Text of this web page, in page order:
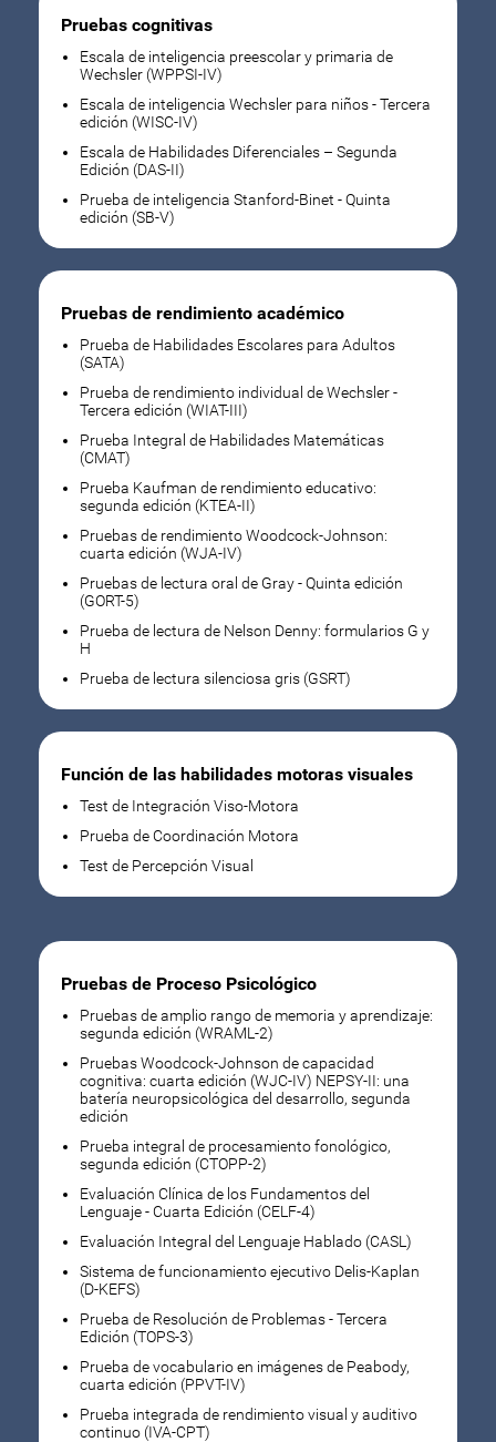
Pruebas cognitivas
Escala de inteligencia preescolar y primaria de
Wechsler (WPPSI-IV)
Escala de inteligencia Wechsler para niños - Tercera
edición (WISC-IV)
Escala de Habilidades Diferenciales – Segunda
Edición (DAS-II)
Prueba de inteligencia Stanford-Binet - Quinta
edición (SB-V)
Pruebas de rendimiento académico
Prueba de Habilidades Escolares para Adultos
(SATA)
Prueba de rendimiento individual de Wechsler -
Tercera edición (WIAT-III)
Prueba Integral de Habilidades Matemáticas
(CMAT)
Prueba Kaufman de rendimiento educativo:
segunda edición (KTEA-II)
Pruebas de rendimiento Woodcock-Johnson:
cuarta edición (WJA-IV)
Pruebas de lectura oral de Gray - Quinta edición
(GORT-5)
Prueba de lectura de Nelson Denny: formularios G y
H
Prueba de lectura silenciosa gris (GSRT)
Función de las habilidades motoras visuales
Test de Integración Viso-Motora
Prueba de Coordinación Motora
Test de Percepción Visual
Pruebas de Proceso Psicológico
Pruebas de amplio rango de memoria y aprendizaje:
segunda edición (WRAML-2)
Pruebas Woodcock-Johnson de capacidad
cognitiva: cuarta edición (WJC-IV) NEPSY-II: una
batería neuropsicológica del desarrollo, segunda
edición
Prueba integral de procesamiento fonológico,
segunda edición (CTOPP-2)
Evaluación Clínica de los Fundamentos del
Lenguaje - Cuarta Edición (CELF-4)
Evaluación Integral del Lenguaje Hablado (CASL)
Sistema de funcionamiento ejecutivo Delis-Kaplan
(D-KEFS)
Prueba de Resolución de Problemas - Tercera
Edición (TOPS-3)
Prueba de vocabulario en imágenes de Peabody,
cuarta edición (PPVT-IV)
Prueba integrada de rendimiento visual y auditivo
continuo (IVA-CPT)